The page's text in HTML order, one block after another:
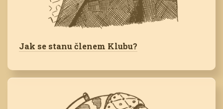
Jak se stanu členem Klubu?